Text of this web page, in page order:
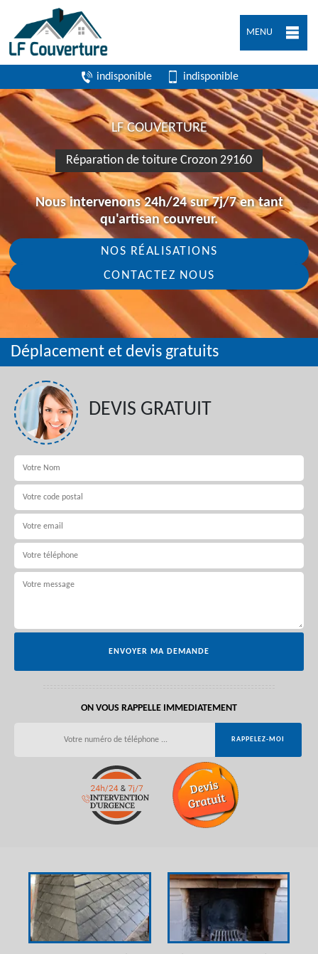
MENU
indisponible indisponible
LF COUVERTURE
Réparation de toiture Crozon 29160
Nous intervenons 24h/24 sur 7j/7 en tant
qu'artisan couvreur.
NOS RÉALISATIONS
CONTACTEZ NOUS
Déplacement et devis gratuits
DEVIS GRATUIT
ON VOUS RAPPELLE IMMEDIATEMENT